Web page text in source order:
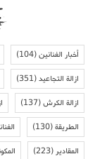
أخبار الفنانين(104)
ازالة التجاعيد(351)
ازالة الكرش(137)
الطريقة(130)
المقادير(223)